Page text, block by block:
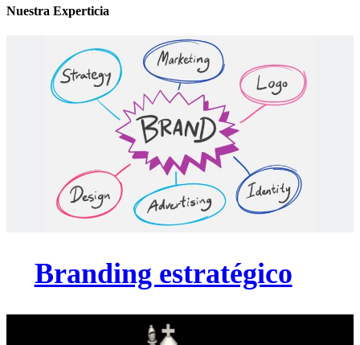
Nuestra Experticia
Branding estratégico